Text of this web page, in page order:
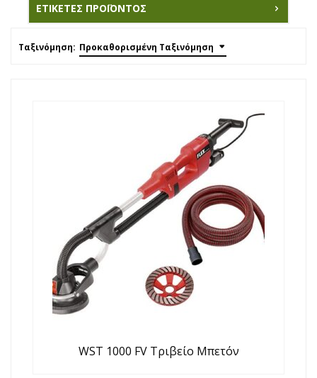
ΕΤΙΚΈΤΕΣ ΠΡΟΪΌΝΤΟΣ
Ταξινόμηση: Προκαθορισμένη Ταξινόμηση
WST 1000 FV Τριβείο Μπετόν